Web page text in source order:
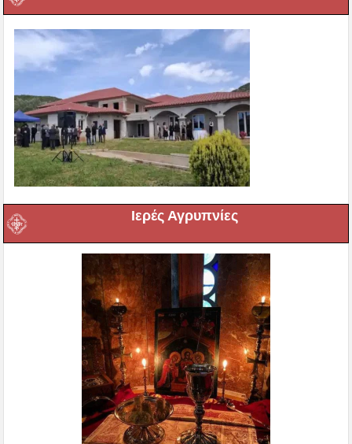
Ιερές Αγρυπνίες